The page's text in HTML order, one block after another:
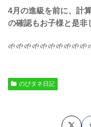
4月の進級を前に、計
の確認もお子様と是非
のびタネ日記